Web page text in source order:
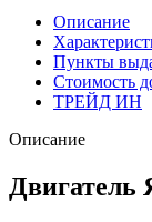
Описание
Пункты
Стоимость
ТРЕЙД ИН
Описание
Двигатель